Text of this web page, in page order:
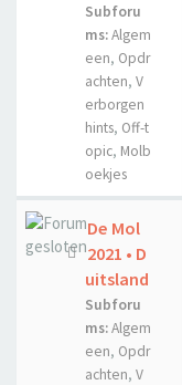
Subforu
ms:Algem
een, Opdr
achten, V
erborgen
hints, Off-t
opic, Molb
oekjes
De Mol
2021 • D
uitsland
Subforu
ms:Algem
een, Opdr
achten, V